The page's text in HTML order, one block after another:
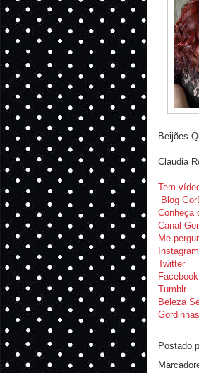
Beijões
Claudia
Tem
Blog
Conheça
Canal
Me
Instagram
Twitter
Facebook
Tumblr
Beleza
Postado